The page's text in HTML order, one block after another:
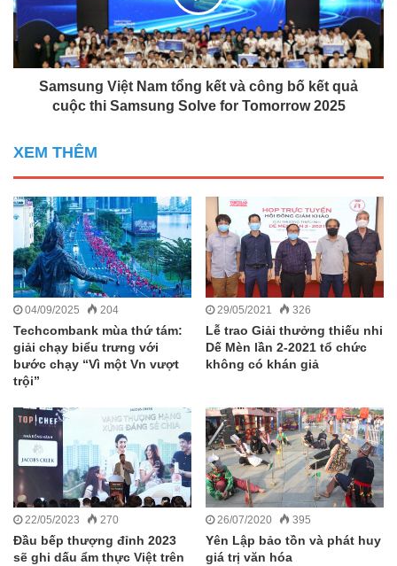
Samsung Việt Nam tổng kết và công bố kết quả
cuộc thi Samsung Solve for Tomorrow 2025
XEM THÊM
04/09/2025 204
Techcombank mùa thứ tám:
giải chạy biểu trưng với
bước chạy “Vì một Vn vượt
trội”
29/05/2021 326
Lễ trao Giải thưởng thiếu nhi
Dế Mèn lần 2-2021 tổ chức
không có khán giả
22/05/2023 270
Đầu bếp thượng đỉnh 2023
sẽ ghi dấu ẩm thực Việt trên
26/07/2020 395
Yên Lập bảo tồn và phát huy
giá trị văn hóa